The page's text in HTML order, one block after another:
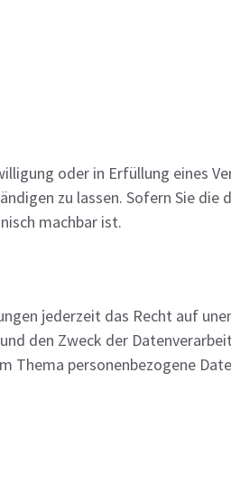
oder in Erfüllung eines
zu lassen. Sofern Sie
machbar ist.
jederzeit das Recht auf
den Zweck der
Thema personenbezogene